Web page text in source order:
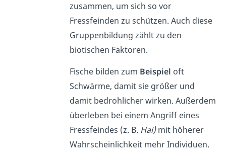
zusammen, um sich so vor
Fressfeinden zu schützen. Auch diese
Gruppenbildung zählt zu den
biotischen Faktoren.
Fische bilden zum Beispiel oft
Schwärme, damit sie größer und
damit bedrohlicher wirken. Außerdem
überleben bei einem Angriff eines
Fressfeindes (z. B. Hai)mit höherer
Wahrscheinlichkeit mehr Individuen.